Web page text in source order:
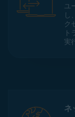
ユ
し
ク
ト
実
ネ